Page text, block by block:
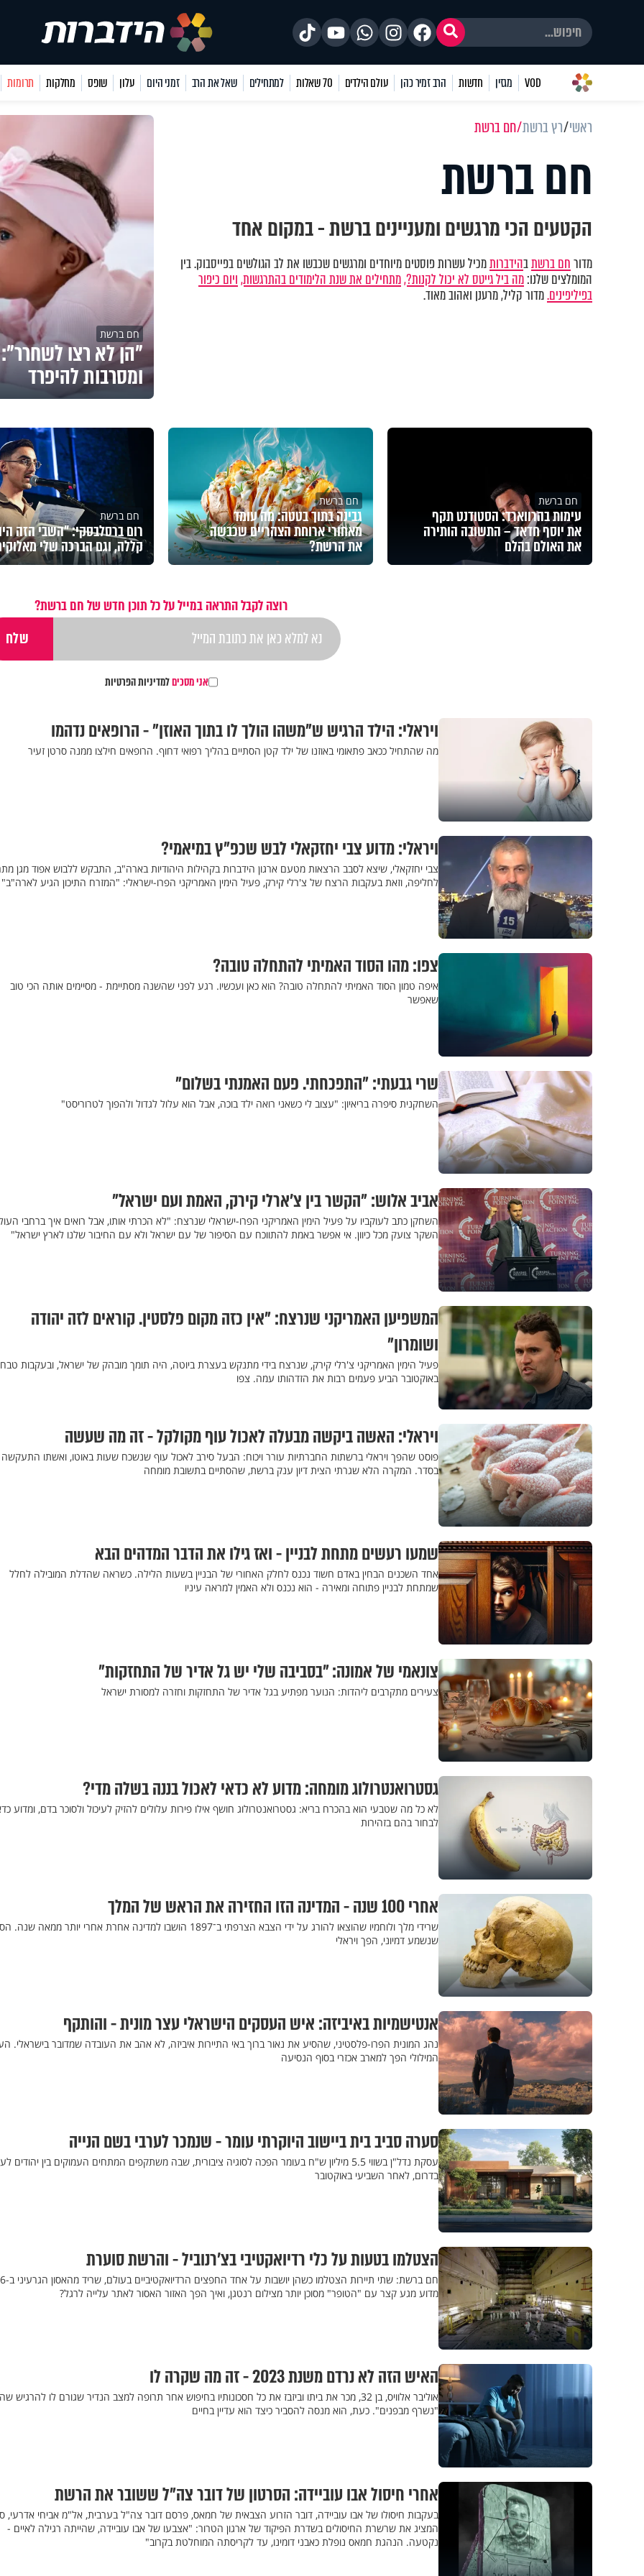
VOD מגזין חדשות הרב זמיר כהן עולם הילדים 70 שאלות למתחילים שאל את הרב זמני היום עלון שופס מחלקות תרומות
ראשי רץ ברשת חם ברשת
חם ברשת
הקטעים הכי מרגשים ומעניינים ברשת - במקום אחד
מדורחם ברשתבהידברותמכיל עשרות פוסטים מיוחדים ומרגשים שכבשו את לב הגולשים בפייסבוק. בין
המומלצים שלנו:מה ביל גייטס לא יכול לקנות?,מתחילים את שנת הלימודים בהתרגשות,ויום כיפור
בפיליפינים.מדור קליל, מרענן ואהוב מאוד.
חם ברשת
"הן לא רצו
ומסרבות להיפרד
חם ברשת
עימות בהרווארד: הסטודנט תקף
את יוסף חדאד – התשובה הותירה
את האולם בהלם
חם ברשת
גבינה בתוך בטטה: מה עומד
מאחורי ארוחת הצהריים שכבשה
את הרשת?
חם ברשת
רום ברסלבסקי: "השבי הזה
קללה, וגם הברכה שלי
רוצה לקבל התראה במייל על כל תוכן חדש של חם ברשת?
אני מסכיםלמדיניות הפרטיות
ויראלי: הילד הרגיש ש"משהו הולך לו בתוך האוזן" - הרופאים נדהמו
מה שהתחיל ככאב פתאומי באוזנו של ילד קטן הסתיים בהליך רפואי דחוף. הרופאים חילצו ממנה סרטן זעיר
ויראלי: מדוע צבי יחזקאלי לבש שכפ"ץ במיאמי?
צבי יחזקאלי, שיצא לסבב הרצאות מטעם ארגון הידברות בקהילות היהודיות בארה"ב, התבקש ללבוש אפוד מגן
לחליפה, וזאת בעקבות הרצח של צ'רלי קירק, פעיל הימין האמריקני הפרו-ישראלי: "המזרח התיכון הגיע לארה"ב"
צפו: מהו הסוד האמיתי להתחלה טובה?
איפה טמון הסוד האמיתי להתחלה טובה? הוא כאן ועכשיו. רגע לפני שהשנה מסתיימת - מסיימים אותה הכי טוב
שאפשר
שרי גבעתי: "התפכחתי. פעם האמנתי בשלום"
השחקנית סיפרה בריאיון: "עצוב לי כשאני רואה ילד בוכה, אבל הוא עלול לגדול ולהפוך לטרוריסט"
אביב אלוש: "הקשר בין צ'ארלי קירק, האמת ועם ישראל"
השחקן כתב לעוקביו על פעיל הימין האמריקני הפרו-ישראלי שנרצח: "לא הכרתי אותו, אבל רואים איך ברחבי
השקר צועק מכל כיוון. אי אפשר באמת להתווכח עם הסיפור של עם ישראל ולא עם החיבור שלנו לארץ ישראל"
המשפיען האמריקני שנרצח: "אין כזה מקום פלסטין. קוראים לזה יהודה
ושומרון"
באוקטובר הביע פעמים רבות את הזדהותו עמה. צפו
ויראלי: האשה ביקשה מבעלה לאכול עוף מקולקל - זה מה שעשה
פוסט שהפך ויראלי ברשתות החברתיות עורר ויכוח: הבעל סירב לאכול עוף שנשכח שעות באוטו, ואשתו
בסדר. המקרה הלא שגרתי הצית דיון ענק ברשת, שהסתיים בתשובת מומחה
שמעו רעשים מתחת לבניין - ואז גילו את הדבר המדהים הבא
אחד השכנים הבחין באדם חשוד נכנס לחלק האחורי של הבניין בשעות הלילה. כשראה שהדלת המובילה לחלל
שמתחת לבניין פתוחה ומאירה - הוא נכנס ולא האמין למראה עיניו
צונאמי של אמונה: "בסביבה שלי יש גל אדיר של התחזקות"
צעירים מתקרבים ליהדות: הנוער מפתיע בגל אדיר של התחזקות וחזרה למסורת ישראל
גסטרואנטרולוג מומחה: מדוע לא כדאי לאכול בננה בשלה מדי?
לא כל מה שטבעי הוא בהכרח בריא: גסטרואנטרולוג חושף אילו פירות עלולים להזיק לעיכול ולסוכר בדם, ומדוע
לבחור בהם בזהירות
אחרי 100 שנה - המדינה הזו החזירה את הראש של המלך
שרידי מלך ולוחמיו שהוצאו להורג על ידי הצבא הצרפתי ב־1897 הושבו למדינה אחרת אחרי יותר ממאה
שנשמע דמיוני, הפך ויראלי
אנטישמיות באיביזה: איש העסקים הישראלי עצר מונית - והותקף
נהג המונית הפרו-פלסטיני, שהסיע את נאור ברוך באי התיירות איביזה, לא אהב את העובדה שמדובר בישראלי.
המילולי הפך למארב אכזרי בסוף הנסיעה
סערה סביב בית ביישוב היוקרתי עומר - שנמכר לערבי בשם הנייה
עסקת נדל"ן בשווי 5.5 מיליון ש"ח בעומר הפכה לסוגיה ציבורית, שבה משתקפים המתחים העמוקים בין יהודים
בדרום, לאחר השביעי באוקטובר
הצטלמו בטעות על כלי רדיואקטיבי בצ'רנוביל - והרשת סוערת
מדוע מגע קצר עם "הטופר" מסוכן יותר מצילום רנטגן, ואיך הפך האזור האסור לאתר עלייה לרגל?
האיש הזה לא נרדם משנת 2023 - זה מה שקרה לו
אוליבר אלוויס, בן 32, מכר את ביתו וביזבז את כל חסכונותיו בחיפוש אחר תרופה למצב הנדיר שגורם לו להרגיש
"נשרף מבפנים". כעת, הוא מנסה להסביר כיצד הוא עדיין בחיים
אחרי חיסול אבו עוביידה: הסרטון של דובר צה"ל ששובר את הרשת
בעקבות חיסולו של אבו עוביידה, דובר הזרוע הצבאית של חמאס, פרסם דובר צה"ל בערבית, אל"מ אביחי אדרעי,
המציג את שרשרת החיסולים בשדרת הפיקוד של ארגון הטרור: "אצבעו של אבו עוביידה, שהייתה רגילה לאיים -
נקטעה. הנהגת חמאס נופלת כאבני דומינו, עד לקריסתה המוחלטת בקרוב"